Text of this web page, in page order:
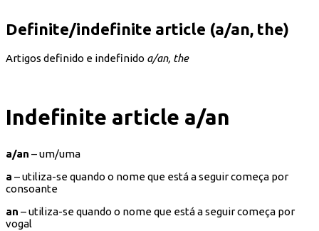
Definite/indefinite article (a/an, the)
Artigos definido e indefinido a/an, the
Indefinite article a/an
a/an – um/uma
a – utiliza-se quando o nome que está a seguir começa por
consoante
an – utiliza-se quando o nome que está a seguir começa por
vogal